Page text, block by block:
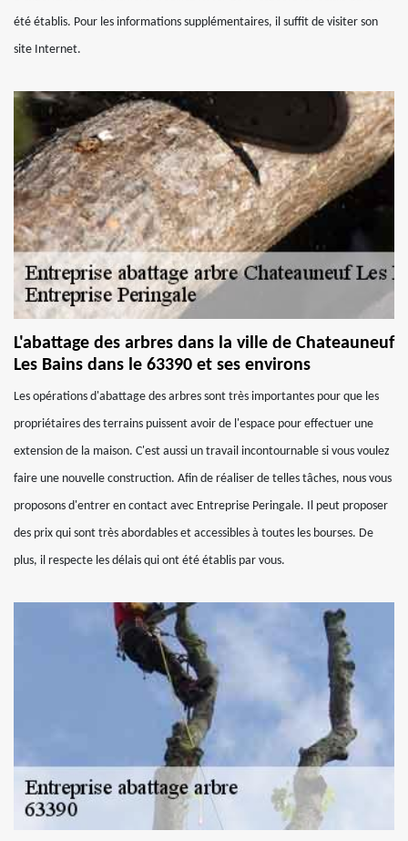
été établis. Pour les informations supplémentaires, il suffit de visiter son
site Internet.
L'abattage des arbres dans la ville de Chateauneuf
Les Bains dans le 63390 et ses environs
Les opérations d'abattage des arbres sont très importantes pour que les
propriétaires des terrains puissent avoir de l'espace pour effectuer une
extension de la maison. C'est aussi un travail incontournable si vous voulez
faire une nouvelle construction. Afin de réaliser de telles tâches, nous vous
proposons d'entrer en contact avec Entreprise Peringale. Il peut proposer
des prix qui sont très abordables et accessibles à toutes les bourses. De
plus, il respecte les délais qui ont été établis par vous.